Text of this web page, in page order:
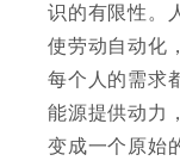
识的有限性。
使劳动自动化
每个人的需求
能源提供动力
变成一个原始